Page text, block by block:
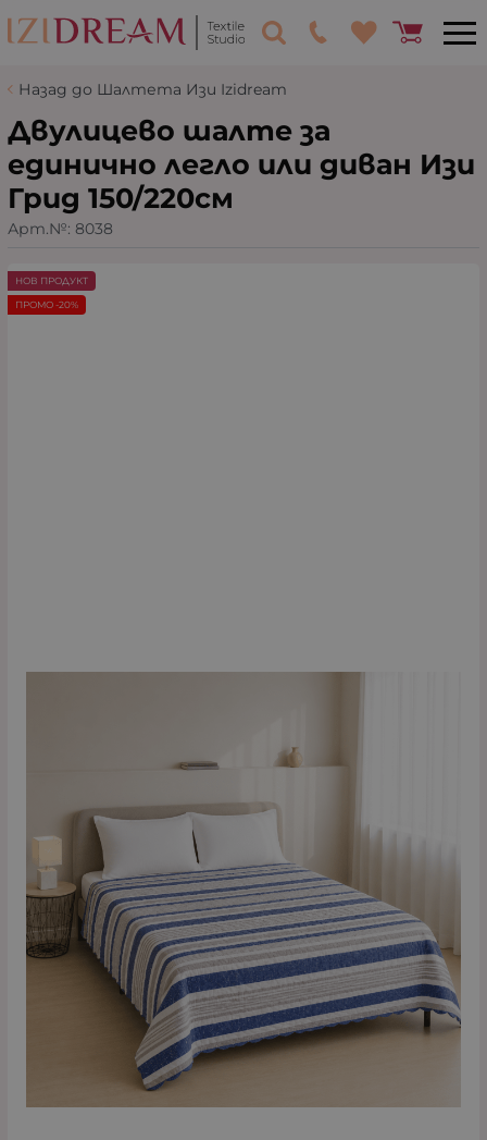
Назад до Шалтета Изи Izidream
Двулицево шалте за
единично легло или диван Изи
Грид 150/220см
Арт.№: 8038
НОВ ПРОДУКТ
ПРОМО -20%